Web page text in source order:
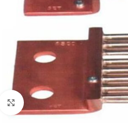
Büyütmek için tıklayın